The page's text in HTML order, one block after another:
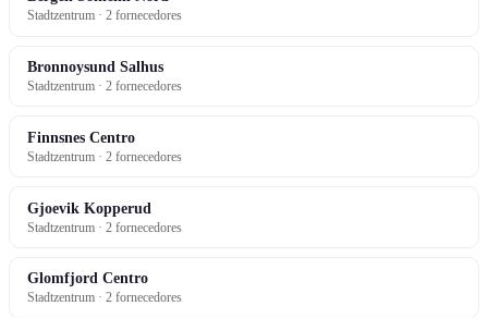
Stadtzentrum · 2 fornecedores
Bronnoysund Salhus
Stadtzentrum · 2 fornecedores
Finnsnes Centro
Stadtzentrum · 2 fornecedores
Gjoevik Kopperud
Stadtzentrum · 2 fornecedores
Glomfjord Centro
Stadtzentrum · 2 fornecedores